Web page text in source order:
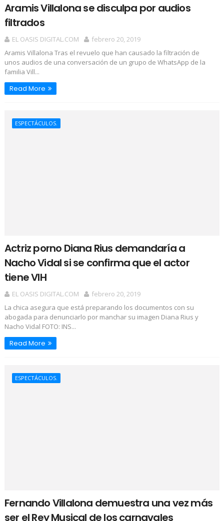
Aramis Villalona se disculpa por audios
filtrados
EL OASIS DIGITAL.COM
febrero 20, 2019
Aramis Villalona Tras el revuelo que han causado la filtración de
unos audios de una conversación de un grupo de WhatsApp de la
familia Vill...
Read More
ESPECTÁCULOS.
Actriz porno Diana Rius demandaría a
Nacho Vidal si se confirma que el actor
tiene VIH
EL OASIS DIGITAL.COM
febrero 20, 2019
La chica asegura que está preparando los documentos con su
abogada para denunciarlo por manchar su imagen Diana Rius y
Nacho Vidal FOTO: INS...
Read More
ESPECTÁCULOS.
Fernando Villalona demuestra una vez más
ser el Rey Musical de los carnavales